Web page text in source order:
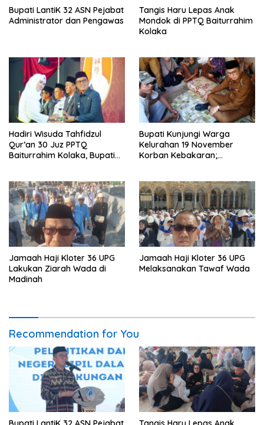
Bupati LantiK 32 ASN Pejabat
Administrator dan Pengawas
Tangis Haru Lepas Anak
Mondok di PPTQ Baiturrahim
Kolaka
Hadiri Wisuda Tahfidzul
Qur’an 30 Juz PPTQ
Baiturrahim Kolaka, Bupati
Bupati Kunjungi Warga
Kelurahan 19 November
Korban Kebakaran;
Jamaah Haji Kloter 36 UPG
Lakukan Ziarah Wada di
Madinah
Jamaah Haji Kloter 36 UPG
Melaksanakan Tawaf Wada
Recommendation for You